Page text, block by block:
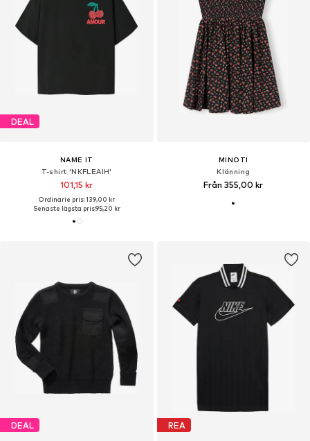
DEAL
NAME IT
T-shirt 'NKFLEAIH'
101,15 kr
Ordinarie pris: 139,00 kr
Senaste lägsta pris:95,20 kr
MINOTI
Klänning
Från 355,00 kr
DEAL REA